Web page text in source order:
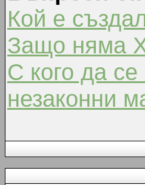
Кой е
Защо няма
С кого да
незаконни